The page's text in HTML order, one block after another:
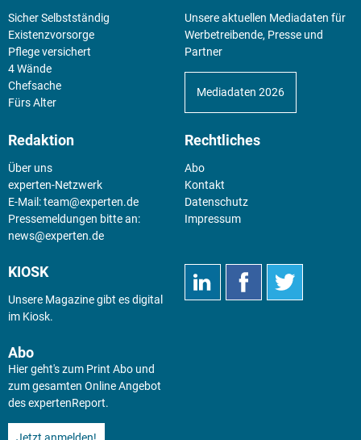
Sicher Selbstständig
Existenz­vorsorge
Pflege versichert
4 Wände
Chefsache
Fürs Alter
Unsere aktuellen Mediadaten für
Werbetreibende, Presse und
Partner
Mediadaten 2026
Redaktion
Über uns
experten-Netzwerk
E-Mail:team@experten.de
Pressemeldungen bitte an:
news@experten.de
Rechtliches
Abo
Kontakt
Datenschutz
Impressum
KIOSK
Unsere Magazine gibt es digital
im Kiosk.
Abo
Hier geht's zum Print Abo und
zum gesamten Online Angebot
des expertenReport.
Jetzt anmelden!